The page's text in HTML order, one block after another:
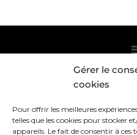
Gérer le
cookies
Pour offrir les meilleures
telles que les cookies pour stocker
appareils. Le fait de consentir à
Abonnez-vous